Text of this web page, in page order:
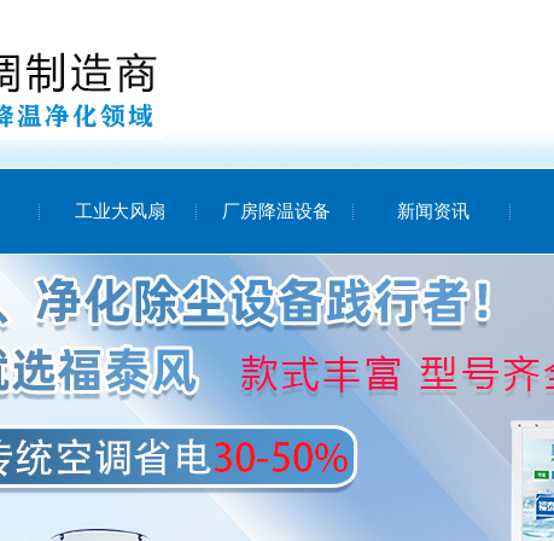
工业大风扇 厂房降温设备 新闻资讯